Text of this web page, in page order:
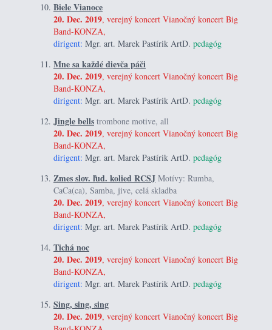
Biele Vianoce
20. Dec. 2019, verejný koncert Vianočný koncert Big
Band-KONZA,
dirigent: Mgr. art. Marek Pastírik ArtD. pedagóg
Mne sa každé dievča páči
20. Dec. 2019, verejný koncert Vianočný koncert Big
Band-KONZA,
dirigent: Mgr. art. Marek Pastírik ArtD. pedagóg
Jingle bells trombone motive, all
20. Dec. 2019, verejný koncert Vianočný koncert Big
Band-KONZA,
dirigent: Mgr. art. Marek Pastírik ArtD. pedagóg
Zmes slov. ľud. kolied RCSJ Motívy: Rumba,
CaCa(ca), Samba, jive, celá skladba
20. Dec. 2019, verejný koncert Vianočný koncert Big
Band-KONZA,
dirigent: Mgr. art. Marek Pastírik ArtD. pedagóg
Tichá noc
20. Dec. 2019, verejný koncert Vianočný koncert Big
Band-KONZA,
dirigent: Mgr. art. Marek Pastírik ArtD. pedagóg
Sing, sing, sing
20. Dec. 2019, verejný koncert Vianočný koncert Big